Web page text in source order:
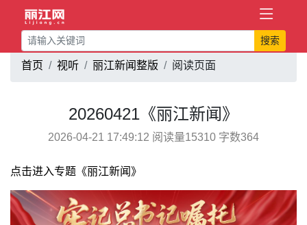
搜索
首页 视听 丽江新闻整版 阅读页面
20260421《丽江新闻》
2026-04-21 17:49:12 阅读量15310 字数364
点击进入专题《丽江新闻》